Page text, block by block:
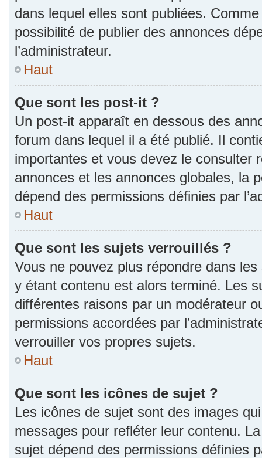
dans lequel elles sont publiées.
possibilité de publier des annonces
l’administrateur.
Haut
Que sont les post-it ?
Un post-it apparaît en dessous des
forum dans lequel il a été publié. Il
importantes et vous devez le consulter
annonces et les annonces globales, la
dépend des permissions définies par
Haut
Que sont les sujets verrouillés ?
Vous ne pouvez plus répondre dans
y étant contenu est alors terminé. Les
différentes raisons par un modérateur
permissions accordées par
verrouiller vos propres sujets.
Haut
Que sont les icônes de sujet ?
Les icônes de sujet sont des images
messages pour refléter leur contenu.
sujet dépend des permissions définies